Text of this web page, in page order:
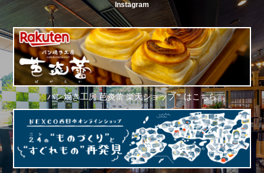
Instagram
パン焼き工房 芭炎蕾 楽天ショップ はこちら